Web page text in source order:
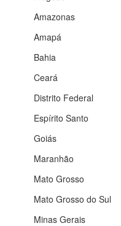
Amazonas
Amapá
Bahia
Ceará
Distrito Federal
Espírito Santo
Goiás
Maranhão
Mato Grosso
Mato Grosso do Sul
Minas Gerais